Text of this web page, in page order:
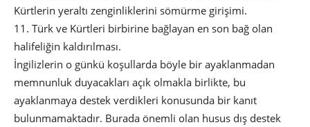
Kürtlerin yeraltı zenginliklerini sömürme girişimi.
11. Türk ve Kürtleri birbirine bağlayan en son bağ olan
halifeliğin kaldırılması.
İngilizlerin o günkü koşullarda böyle bir ayaklanmadan
memnunluk duyacakları açık olmakla birlikte, bu
ayaklanmaya destek verdikleri konusunda bir kanıt
bulunmamaktadır. Burada önemli olan husus dış destek